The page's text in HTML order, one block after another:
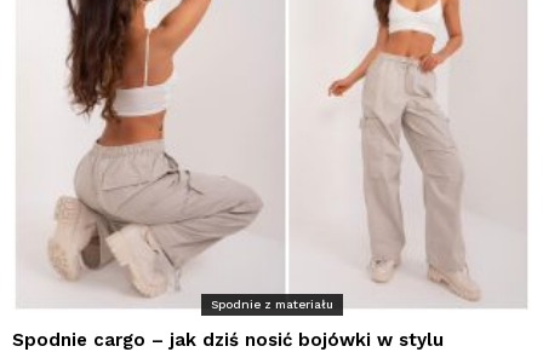
Spodnie z materiału
Spodnie cargo – jak dziś nosić bojówki w stylu